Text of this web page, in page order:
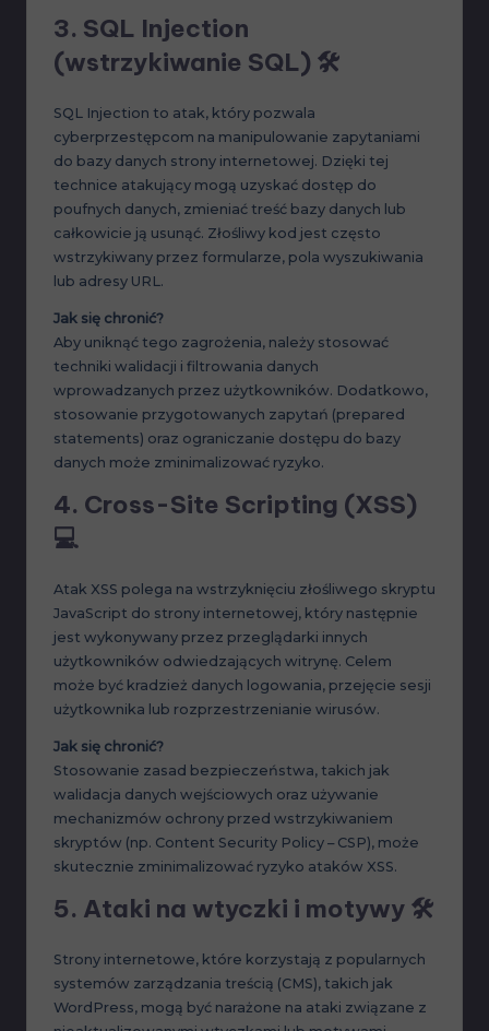
3. SQL Injection
(wstrzykiwanie SQL) 🛠️
SQL Injection to atak, który pozwala
cyberprzestępcom na manipulowanie zapytaniami
do bazy danych strony internetowej. Dzięki tej
technice atakujący mogą uzyskać dostęp do
poufnych danych, zmieniać treść bazy danych lub
całkowicie ją usunąć. Złośliwy kod jest często
wstrzykiwany przez formularze, pola wyszukiwania
lub adresy URL.
Jak się chronić?
Aby uniknąć tego zagrożenia, należy stosować
techniki walidacji i filtrowania danych
wprowadzanych przez użytkowników. Dodatkowo,
stosowanie przygotowanych zapytań (prepared
statements) oraz ograniczanie dostępu do bazy
danych może zminimalizować ryzyko.
4. Cross-Site Scripting (XSS)
💻
Atak XSS polega na wstrzyknięciu złośliwego skryptu
JavaScript do strony internetowej, który następnie
jest wykonywany przez przeglądarki innych
użytkowników odwiedzających witrynę. Celem
może być kradzież danych logowania, przejęcie sesji
użytkownika lub rozprzestrzenianie wirusów.
Jak się chronić?
Stosowanie zasad bezpieczeństwa, takich jak
walidacja danych wejściowych oraz używanie
mechanizmów ochrony przed wstrzykiwaniem
skryptów (np. Content Security Policy – CSP), może
skutecznie zminimalizować ryzyko ataków XSS.
5. Ataki na wtyczki i motywy 🛠️
Strony internetowe, które korzystają z popularnych
systemów zarządzania treścią (CMS), takich jak
WordPress, mogą być narażone na ataki związane z